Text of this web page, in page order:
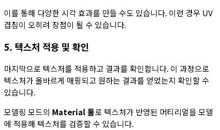
이를 통해 다양한 시각 효과를 만들 수도 있습니다. 이런 경우 UV
겹침이 오히려 장점이 될 수 있습니다.
5. 텍스처 적용 및 확인
마지막으로 텍스처를 적용하고 결과를 확인합니다. 이 과정으로
텍스처가 올바르게 매핑되고 원하는 결과를 얻었는지 확인할 수
있습니다.
모델링 모드의 Material 툴로 텍스처가 반영된 머티리얼을 모델
에 적용해 텍스처를 검증할 수 있습니다.